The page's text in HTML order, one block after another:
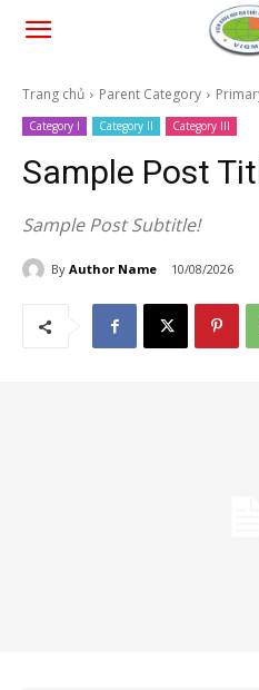
Trang chủ Parent Category
Category I Category II Category III
Sample Post
Sample Post Subtitle!
By Author Name 10/08/2026